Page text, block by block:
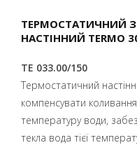
ТЕРМОСТАТИЧНИЙ
НАСТІННИЙ TERMO
TE 033.00/150
Термостатичний
компенсувати
температуру води,
текла вода тієї